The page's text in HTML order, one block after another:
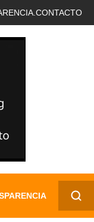
CONTACTO